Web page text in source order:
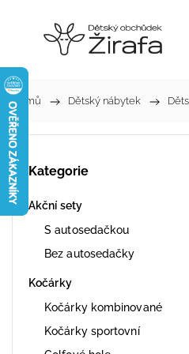
Domů / Dětský nábytek /
Kategorie
Akční sety
S autosedačkou
Bez autosedačky
Kočárky
Kočárky kombinované
Kočárky sportovní